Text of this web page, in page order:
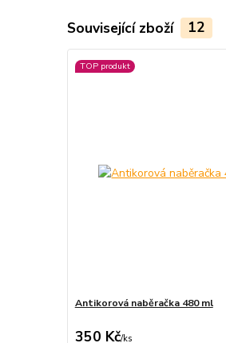
Související zboží 12
TOP produkt
Antikorová naběračka 480 ml
350 Kč/ks